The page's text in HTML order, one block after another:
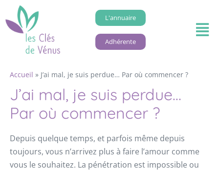
L'annuaire
Adhérente
Accueil » J’ai mal, je suis perdue… Par où commencer ?
J’ai mal, je suis perdue…
Par où commencer ?
Depuis quelque temps, et parfois même depuis
toujours, vous n’arrivez plus à faire l’amour comme
vous le souhaitez. La pénétration est impossible ou